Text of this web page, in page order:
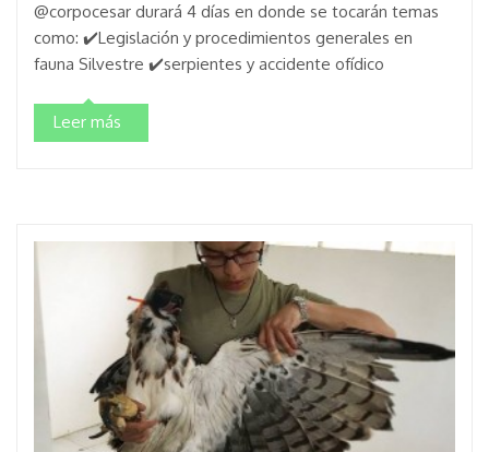
@corpocesar durará 4 días en donde se tocarán temas
como: ✔️Legislación y procedimientos generales en
fauna Silvestre ✔️serpientes y accidente ofídico
Leer más